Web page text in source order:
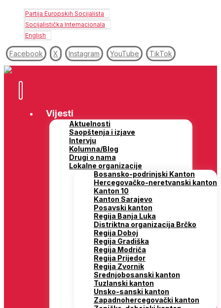
Partija Europskih Socijalista
Socijalistička Internacionala
English
Facebook X Instagram YouTube TikTok
Vijesti
Aktuelnosti
Saopštenja i izjave
Intervju
Kolumna/Blog
Drugi o nama
Lokalne organizacije
Bosansko-podrinjski Kanton
Hercegovačko-neretvanski kanton
Kanton 10
Kanton Sarajevo
Posavski kanton
Regija Banja Luka
Distriktna organizacija Brčko
Regija Doboj
Regija Gradiška
Regija Modriča
Regija Prijedor
Regija Zvornik
Srednjobosanski kanton
Tuzlanski kanton
Unsko-sanski kanton
Zapadnohercegovački kanton